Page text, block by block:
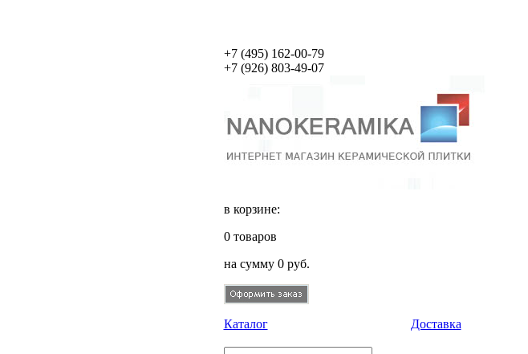
+7 (495)162-00-79
+7 (926)803-49-07
в корзине:
0товаров
на сумму 0руб.
Каталог Доставка